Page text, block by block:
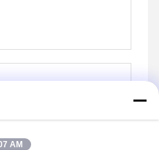
AM